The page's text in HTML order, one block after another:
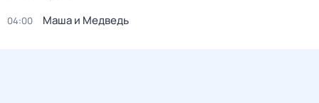
04:00 Маша и Медведь